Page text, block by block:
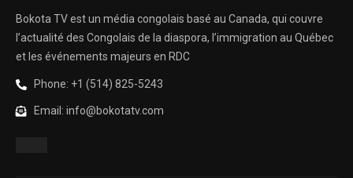
Bokota TV est un média congolais basé au Canada, qui couvre
l’actualité des Congolais de la diaspora, l’immigration au Québec
et les événements majeurs en RDC
Phone: +1 (514) 825-5243
Email: info@bokotatv.com